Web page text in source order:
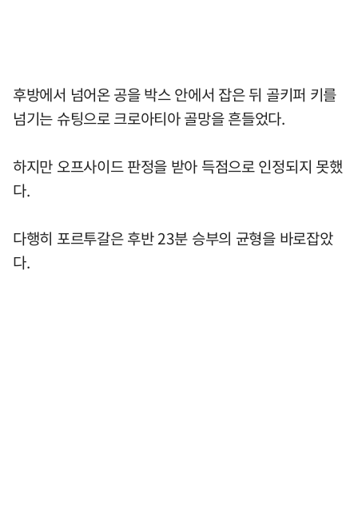
후방에서 넘어온 공을 박스 안에서 잡은 뒤 골키퍼 키를
넘기는 슈팅으로 크로아티아 골망을 흔들었다.
하지만 오프사이드 판정을 받아 득점으로 인정되지 못했
다.
다행히 포르투갈은 후반 23분 승부의 균형을 바로잡았
다.